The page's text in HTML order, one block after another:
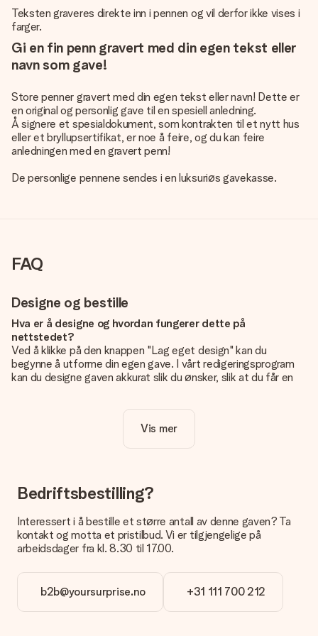
Teksten graveres direkte inn i pennen og vil derfor ikke vises i
farger.
Gi en fin penn gravert med din egen tekst eller
navn som gave!
Store penner gravert med din egen tekst eller navn! Dette er
en original og personlig gave til en spesiell anledning.
Å signere et spesialdokument, som kontrakten til et nytt hus
eller et bryllupsertifikat, er noe å feire, og du kan feire
anledningen med en gravert penn!
Depersonlige pennene sendes i en luksuriøs gavekasse.
FAQ
Designe og bestille
Hva er å designe og hvordan fungerer dette på
nettstedet?
Ved å klikke på den knappen "Lag eget design" kan du
begynne å utforme din egen gave. I vårt redigeringsprogram
kan du designe gaven akkurat slik du ønsker, slik at du får en
å gjøre gaven din helt unik.
Er eget design inkludert i prisen?
Hvordan vet jeg om bildt mitt er av riktig kvalitet?
Derfor er det viktig å bruke bilder av høy kvalitet. Hvis du er
usikker på kvaliteten på bildet ditt, kan du kontakte vår
kundeservice og legge ved bildet ditt sammen med gaven du
Hvilket format kan jeg laste opp bildet i?
Du kan laste opp JPG- og PNG-filer i redigeringsprogrammet
Vis mer
Bedriftsbestilling?
Interessert i å bestille et større antall av denne gaven? Ta
kontakt og motta et pristilbud. Vi er tilgjengelige på
arbeidsdager fra kl. 8.30 til 17.00.
b2b@yoursurprise.no +31 111 700 212